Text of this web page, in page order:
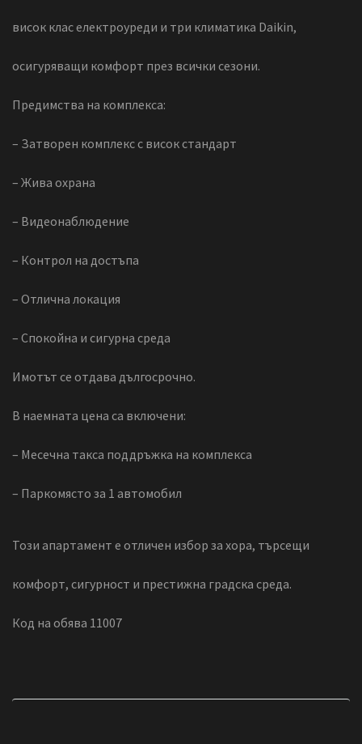
висок клас електроуреди и три климатика Daikin,
осигуряващи комфорт през всички сезони.
Предимства на комплекса:
– Затворен комплекс с висок стандарт
– Жива охрана
– Видеонаблюдение
– Контрол на достъпа
– Отлична локация
– Спокойна и сигурна среда
Имотът се отдава дългосрочно.
В наемната цена са включени:
– Месечна такса поддръжка на комплекса
– Паркомясто за 1 автомобил
Този апартамент е отличен избор за хора, търсещи
комфорт, сигурност и престижна градска среда.
Код на обява 11007